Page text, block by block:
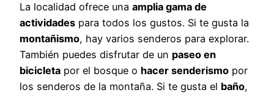
La localidad ofrece una amplia gama de
actividades para todos los gustos. Si te gusta la
montañismo, hay varios senderos para explorar.
También puedes disfrutar de un paseo en
bicicleta por el bosque o hacer senderismo por
los senderos de la montaña. Si te gusta el baño,